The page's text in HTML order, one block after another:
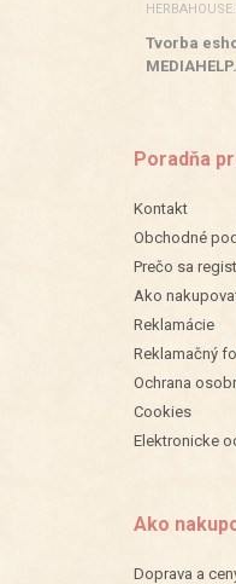
Tvorba
Poradňa
Kontakt
Obchodné
Prečo sa
Ako
Reklamácie
Reklamačný
Ochrana
Cookies
Elektronicke
Ako
Doprava a